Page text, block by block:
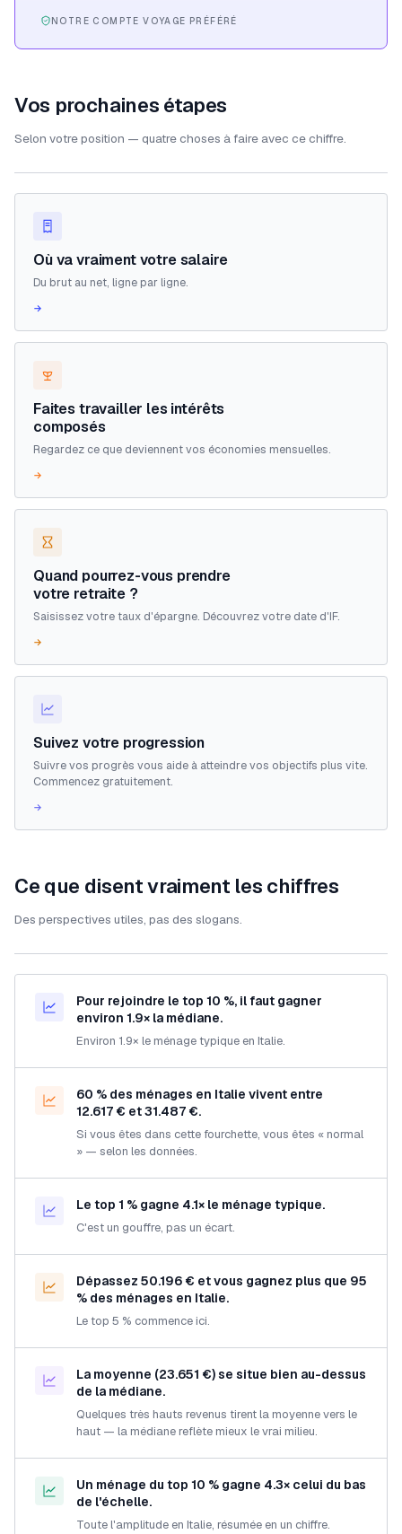
NOTRE COMPTE VOYAGE PRÉFÉRÉ
Vos prochaines étapes
Selon votre position — quatre choses à faire avec ce chiffre.
Où va vraiment votre salaire
Du brut au net, ligne par ligne.
→
Faites travailler les intérêts
composés
Regardez ce que deviennent vos économies mensuelles.
→
Quand pourrez-vous prendre
votre retraite ?
Saisissez votre taux d'épargne. Découvrez votre date d'IF.
→
Suivez votre progression
Suivre vos progrès vous aide à atteindre vos objectifs plus vite.
Commencez gratuitement.
→
Ce que disent vraiment les chiffres
Des perspectives utiles, pas des slogans.
Pour rejoindre le top 10 %, il faut gagner
environ 1.9× la médiane.
Environ 1.9× le ménage typique en Italie.
60 % des ménages en Italie vivent entre
12.617 € et 31.487 €.
Si vous êtes dans cette fourchette, vous êtes « normal
» — selon les données.
Le top 1 % gagne 4.1× le ménage typique.
C'est un gouffre, pas un écart.
Dépassez 50.196 € et vous gagnez plus que 95
% des ménages en Italie.
Le top 5 % commence ici.
La moyenne (23.651 €) se situe bien au-dessus
de la médiane.
Quelques très hauts revenus tirent la moyenne vers le
haut — la médiane reflète mieux le vrai milieu.
Un ménage du top 10 % gagne 4.3× celui du bas
de l'échelle.
Toute l'amplitude en Italie, résumée en un chiffre.